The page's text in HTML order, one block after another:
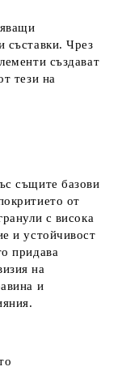
съставки. Чрез
създават
тези на
същите базови
от
с висока
и устойчивост
придава
на
и